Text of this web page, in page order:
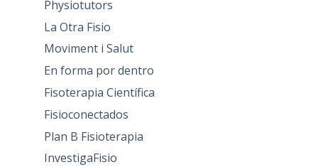
Physiotutors
La Otra Fisio
Moviment i Salut
En forma por dentro
Fisoterapia Científica
Fisioconectados
Plan B Fisioterapia
InvestigaFisio